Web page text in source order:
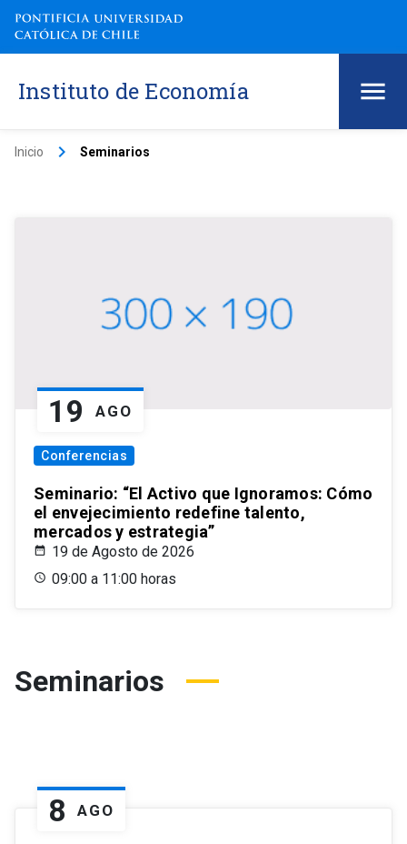
Instituto de Economía
Inicio keyboard_arrow_right Seminarios
19 AGO
Conferencias
Seminario: “El Activo que Ignoramos: Cómo
el envejecimiento redefine talento,
mercados y estrategia”
19 de Agosto de 2026
09:00 a 11:00 horas
Seminarios
8 AGO